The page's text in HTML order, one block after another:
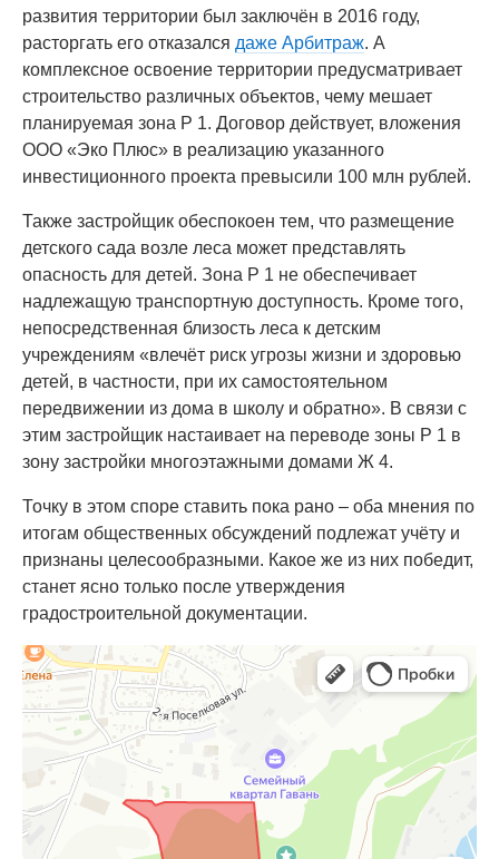
развития территории был заключён в 2016 году,
расторгать его отказался даже Арбитраж. А
комплексное освоение территории предусматривает
строительство различных объектов, чему мешает
планируемая зона Р 1. Договор действует, вложения
ООО «Эко Плюс» в реализацию указанного
инвестиционного проекта превысили 100 млн рублей.
Также застройщик обеспокоен тем, что размещение
детского сада возле леса может представлять
опасность для детей. Зона Р 1 не обеспечивает
надлежащую транспортную доступность. Кроме того,
непосредственная близость леса к детским
учреждениям «влечёт риск угрозы жизни и здоровью
детей, в частности, при их самостоятельном
передвижении из дома в школу и обратно». В связи с
этим застройщик настаивает на переводе зоны Р 1 в
зону застройки многоэтажными домами Ж 4.
Точку в этом споре ставить пока рано – оба мнения по
итогам общественных обсуждений подлежат учёту и
признаны целесообразными. Какое же из них победит,
станет ясно только после утверждения
градостроительной документации.